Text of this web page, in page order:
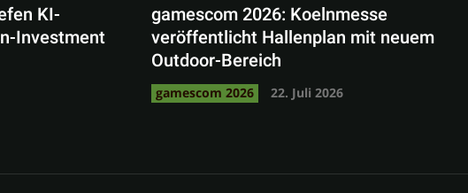
KI-
Investment
gamescom 2026: Koelnmesse
veröffentlicht Hallenplan mit neuem
Outdoor-Bereich
gamescom 2026 22. Juli 2026